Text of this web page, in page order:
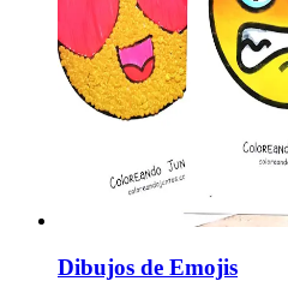
Dibujos de Emojis